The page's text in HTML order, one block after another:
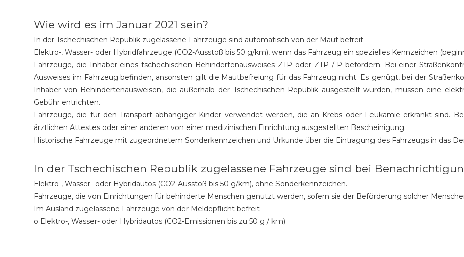
Wie wird es im Januar 2021 sein?
In der Tschechischen Republik zugelassene Fahrzeuge sind automatisch von der Maut befreit
Elektro-, Wasser- oder Hybridfahrzeuge (CO2-Ausstoß bis 50 g/km), wenn das Fahrzeug ein spezielles Kennzeichen
Fahrzeuge, die Inhaber eines tschechischen Behindertenausweises ZTP oder ZTP / P befördern. Bei einer
Ausweises im Fahrzeug befinden, ansonsten gilt die Mautbefreiung für das Fahrzeug nicht. Es genügt, bei der
Inhaber von Behindertenausweisen, die außerhalb der Tschechischen Republik ausgestellt wurden, müssen eine
Gebühr entrichten.
Fahrzeuge, die für den Transport abhängiger Kinder verwendet werden, die an Krebs oder Leukämie erkrankt sind.
ärztlichen Attestes oder einer anderen von einer medizinischen Einrichtung ausgestellten Bescheinigung.
Historische Fahrzeuge mit zugeordnetem Sonderkennzeichen und Urkunde über die Eintragung des Fahrzeugs in das
In der Tschechischen Republik zugelassene Fahrzeuge sind bei
Elektro-, Wasser- oder Hybridautos (CO2-Ausstoß bis 50 g/km), ohne Sonderkennzeichen.
Fahrzeuge, die von Einrichtungen für behinderte Menschen genutzt werden, sofern sie der Beförderung solcher
Im Ausland zugelassene Fahrzeuge von der Meldepflicht befreit
o Elektro-, Wasser- oder Hybridautos (CO2-Emissionen bis zu 50 g / km)